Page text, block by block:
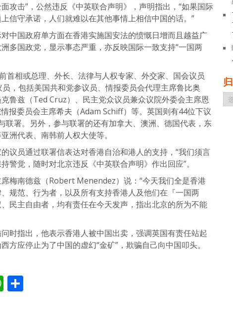
攻击”，公然违反《中英联合声明》，声明指出，“如果国际
信守承诺，人们就难以在其他事情上相信中国的话。”
中国政府单方面在香港实施国安法的愤慨日增而且越益广
多国政党，显示事态严重，亦反映国际一致支持“一国两
首相或总理、外长、法律与人权专家、外交家、国会议员
，包括美国共和党参议员、情报委员会代理主席鲁比奥
鲁兹（Ted Cruz）、民主党众议员兼众议院外委会主席恩
报委员会主席希夫（Adam Schiff）等。英国则有44位下议
联署。另外，参与联署的还有加拿大、澳洲、德国代表，东
洲代表、南韩前人权大使等。
议员通过联署信表达对香港自治和港人的支持，“我们须言
警觉，随时对北京违反《中英联合声明》作出回应”。
梅南德兹（Robert Menendez）说：“今天我们全是香港
规范、行为者，以及所有支持香港人及他们在『一国两
民主自由者，均有责任在今天发声，指出北京的所为不能
时指出，他表示香港人被中国出卖，强调英国有责任站起
方应停止为了中国的虚幻“金矿”，欺骗自己向中国叩头。
WhatsApp
归
档